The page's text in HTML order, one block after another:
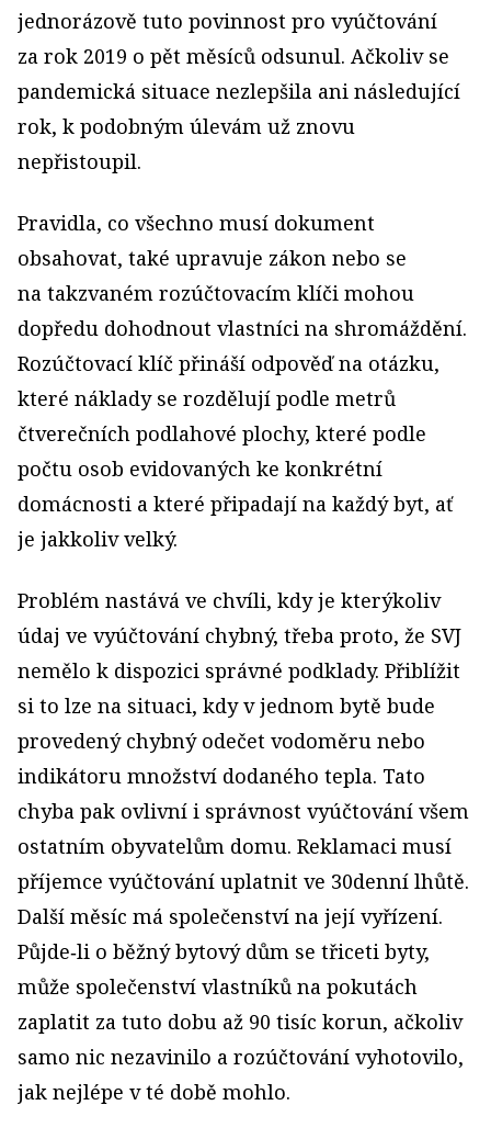
jednorázově tuto povinnost pro vyúčtování
za rok 2019 o pět měsíců odsunul. Ačkoliv se
pandemická situace nezlepšila ani následující
rok, k podobným úlevám už znovu
nepřistoupil.
Pravidla, co všechno musí dokument
obsahovat, také upravuje zákon nebo se
na takzvaném rozúčtovacím klíči mohou
dopředu dohodnout vlastníci na shromáždění.
Rozúčtovací klíč přináší odpověď na otázku,
které náklady se rozdělují podle metrů
čtverečních podlahové plochy, které podle
počtu osob evidovaných ke konkrétní
domácnosti a které připadají na každý byt, ať
je jakkoliv velký.
Problém nastává ve chvíli, kdy je kterýkoliv
údaj ve vyúčtování chybný, třeba proto, že SVJ
nemělo k dispozici správné podklady. Přiblížit
si to lze na situaci, kdy v jednom bytě bude
provedený chybný odečet vodoměru nebo
indikátoru množství dodaného tepla. Tato
chyba pak ovlivní i správnost vyúčtování všem
ostatním obyvatelům domu. Reklamaci musí
příjemce vyúčtování uplatnit ve 30denní lhůtě.
Další měsíc má společenství na její vyřízení.
Půjde‑li o běžný bytový dům se třiceti byty,
může společenství vlastníků na pokutách
zaplatit za tuto dobu až 90 tisíc korun, ačkoliv
samo nic nezavinilo a rozúčtování vyhotovilo,
jak nejlépe v té době mohlo.